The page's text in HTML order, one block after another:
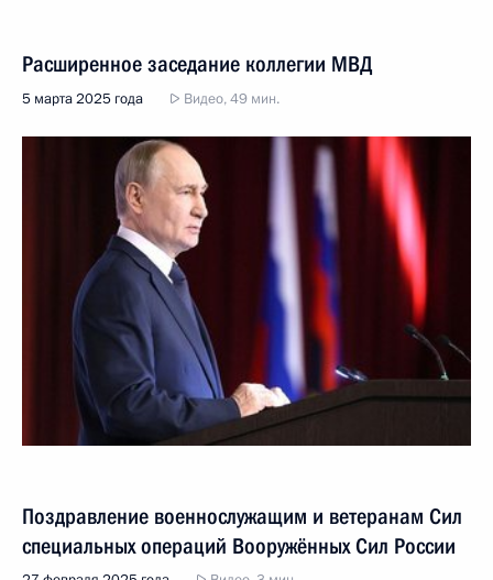
Расширенное заседание коллегии МВД
5 марта 2025 года Видео, 49 мин.
Поздравление военнослужащим и ветеранам Сил
специальных операций Вооружённых Сил России